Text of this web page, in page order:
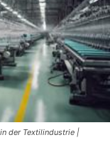
der Textilindustrie |